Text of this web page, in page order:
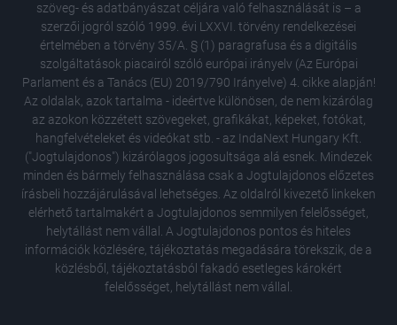
szöveg- és adatbányászat céljára való felhasználását is – a
szerzői jogról szóló 1999. évi LXXVI. törvény rendelkezései
értelmében a törvény 35/A. § (1) paragrafusa és a digitális
szolgáltatások piacairól szóló európai irányelv (Az Európai
Parlament és a Tanács (EU) 2019/790 Irányelve) 4. cikke alapján!
Az oldalak, azok tartalma - ideértve különösen, de nem kizárólag
az azokon közzétett szövegeket, grafikákat, képeket, fotókat,
hangfelvételeket és videókat stb. - az IndaNext Hungary Kft.
("Jogtulajdonos") kizárólagos jogosultsága alá esnek. Mindezek
minden és bármely felhasználása csak a Jogtulajdonos előzetes
írásbeli hozzájárulásával lehetséges. Az oldalról kivezető linkeken
elérhető tartalmakért a Jogtulajdonos semmilyen felelősséget,
helytállást nem vállal. A Jogtulajdonos pontos és hiteles
információk közlésére, tájékoztatás megadására törekszik, de a
közlésből, tájékoztatásból fakadó esetleges károkért
felelősséget, helytállást nem vállal.